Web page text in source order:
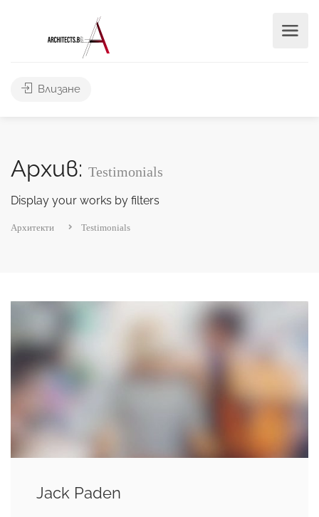
Влизане
Архив: Testimonials
Display your works by filters
Архитекти Testimonials
Jack Paden